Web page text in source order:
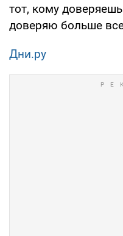
тот, кому
доверяю больше
Дни.ру